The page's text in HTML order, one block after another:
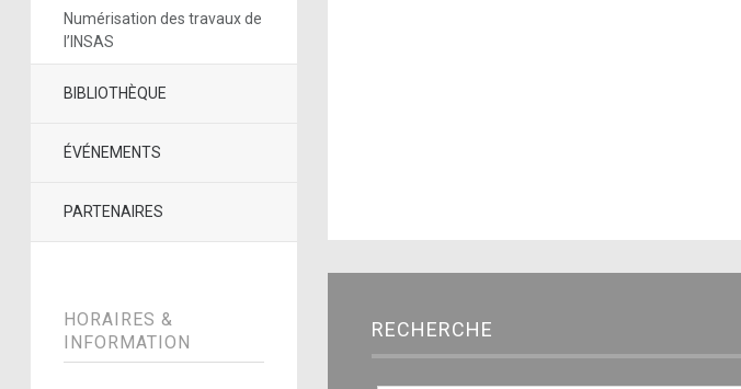
Numérisation des travaux de
l’INSAS
BIBLIOTHÈQUE
ÉVÉNEMENTS
PARTENAIRES
HORAIRES &
INFORMATION
RECHERCHE